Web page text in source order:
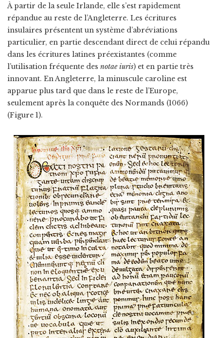
À partir de la seule Irlande, elle s’est rapidement
répandue au reste de l’Angleterre. Les écritures
insulaires présentent un système d’abréviations
particulier, en partie descendant direct de celui répandu
dans les écritures latines préexistantes (comme
l’utilisation fréquente des notae iuris) et en partie très
innovant. En Angleterre, la minuscule caroline est
apparue plus tard que dans le reste de l’Europe,
seulement après la conquête des Normands (1066)
(Figure 1).